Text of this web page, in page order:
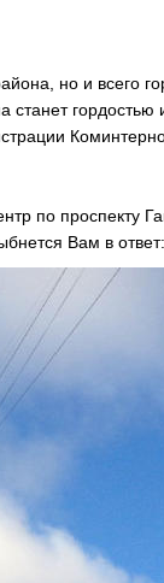
но и всего
гордостью
по проспекту
Вам в